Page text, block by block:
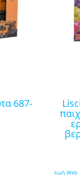
lisciani giochi εκπαιδευτικό
τιμή Web